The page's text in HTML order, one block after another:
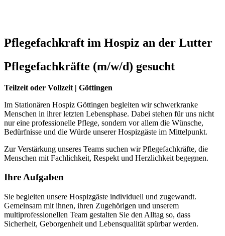
Pflegefachkraft im Hospiz an der Lutter
Pflegefachkräfte (m/w/d) gesucht
Teilzeit oder Vollzeit | Göttingen
Im Stationären Hospiz Göttingen begleiten wir schwerkranke
Menschen in ihrer letzten Lebensphase. Dabei stehen für uns nicht
nur eine professionelle Pflege, sondern vor allem die Wünsche,
Bedürfnisse und die Würde unserer Hospizgäste im Mittelpunkt.
Zur Verstärkung unseres Teams suchen wir Pflegefachkräfte, die
Menschen mit Fachlichkeit, Respekt und Herzlichkeit begegnen.
Ihre Aufgaben
Sie begleiten unsere Hospizgäste individuell und zugewandt.
Gemeinsam mit ihnen, ihren Zugehörigen und unserem
multiprofessionellen Team gestalten Sie den Alltag so, dass
Sicherheit, Geborgenheit und Lebensqualität spürbar werden.